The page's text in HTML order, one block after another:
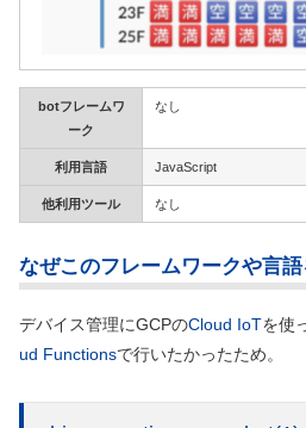
botフレームワ
ーク
なし
利用言語 JavaScript
他利用ツール なし
なぜこのフレームワークや言
デバイス管理にGCPのCloud IoTを使
ud Functionsで行いたかったため。